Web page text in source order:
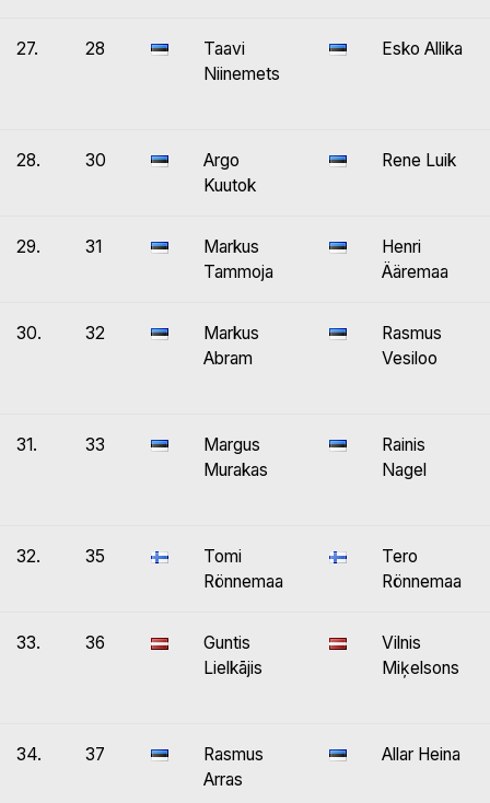
27. 28
Taavi
Niinemets
Esko Allika
28. 30
Argo
Kuutok
Rene Luik
29. 31
Markus
Tammoja
Henri
Ääremaa
30. 32
Markus
Abram
Rasmus
Vesiloo
31. 33
Margus
Murakas
Rainis
Nagel
32. 35
Tomi
Rönnemaa
Tero
Rönnemaa
33. 36
Guntis
Lielkājis
Vilnis
Miķelsons
34. 37
Rasmus
Arras
Allar Heina